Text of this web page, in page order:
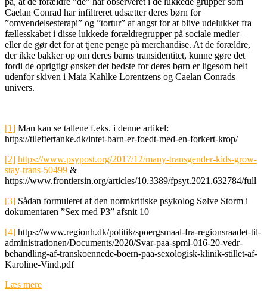
Caelan Conrad har infiltreret udsætter deres børn for
”omvendelsesterapi” og ”tortur” af angst for at blive udelukket fra
fællesskabet i disse lukkede forældregrupper på sociale medier –
eller de gør det for at tjene penge på merchandise. At de forældre,
der ikke bakker op om deres barns transidentitet, kunne gøre det
fordi de oprigtigt ønsker det bedste for deres børn er ligesom helt
udenfor skiven i Maia Kahlke Lorentzens og Caelan Conrads
univers.
[1] Man kan se tallene f.eks. i denne artikel:
https://tileftertanke.dk/intet-barn-er-foedt-med-en-forkert-krop/
[2] https://www.psypost.org/2017/12/many-transgender-kids-grow-
stay-trans-50499 &
https://www.frontiersin.org/articles/10.3389/fpsyt.2021.632784/full
[3] Sådan formuleret af den normkritiske psykolog Sølve Storm i
dokumentaren ”Sex med P3” afsnit 10
[4] https://www.regionh.dk/politik/spoergsmaal-fra-regionsraadet-til-
administrationen/Documents/2020/Svar-paa-spml-016-20-vedr-
behandling-af-transkoennede-boern-paa-sexologisk-klinik-stillet-af-
Karoline-Vind.pdf
Læs mere